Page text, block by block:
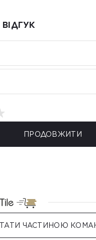
ПРОДОВЖИТИ
ЧАСТИНОЮ